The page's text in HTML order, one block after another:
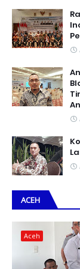
ACEH
Aceh